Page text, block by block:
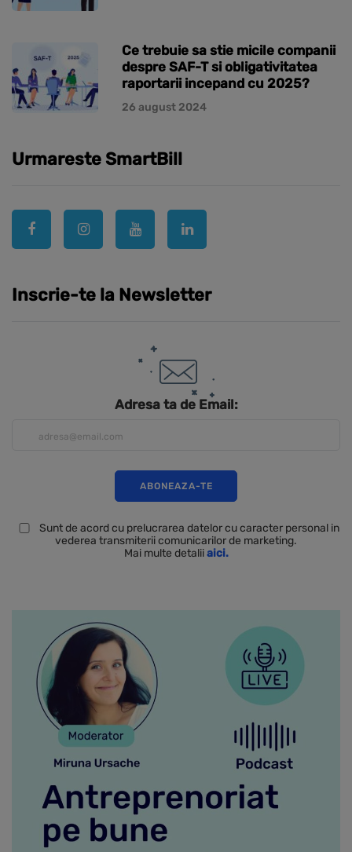
Ce trebuie sa stie micile companii
despre SAF-T si obligativitatea
raportarii incepand cu 2025?
26 august 2024
Urmareste SmartBill
Inscrie-te la Newsletter
Adresa ta de Email:
Sunt de acord cu prelucrarea datelor cu caracter personal in
vederea transmiterii comunicarilor de marketing.
Mai multe detaliiaici.